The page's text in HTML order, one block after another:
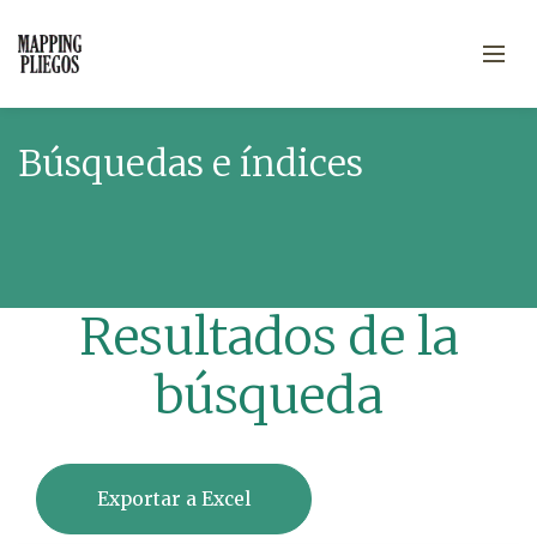
Búsquedas e índices
Resultados de la
búsqueda
Exportar a Excel